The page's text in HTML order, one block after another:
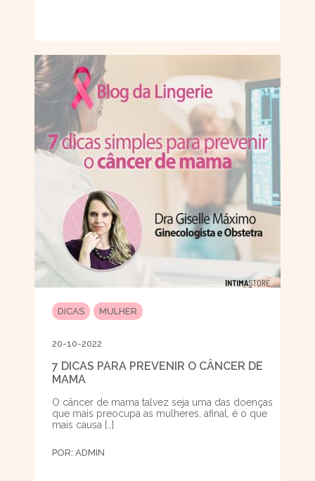
DICAS MULHER
20-10-2022
7 DICAS PARA PREVENIR O CÂNCER DE
MAMA
O câncer de mama talvez seja uma das doenças
que mais preocupa as mulheres, afinal, é o que
mais causa […]
POR: ADMIN